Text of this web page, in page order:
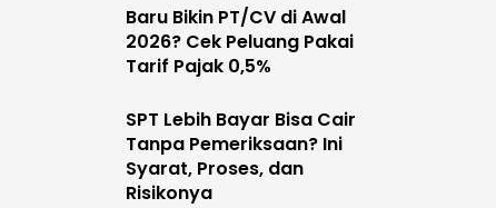
Baru Bikin PT/CV di Awal
2026? Cek Peluang Pakai
Tarif Pajak 0,5%
SPT Lebih Bayar Bisa Cair
Tanpa Pemeriksaan? Ini
Syarat, Proses, dan
Risikonya